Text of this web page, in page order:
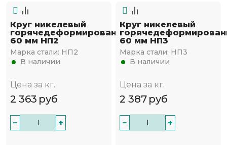
Круг никелевый
горячедеформированный
60 мм НП2
Марка стали: НП2
В наличии
Цена за кг.
2 363 руб
− +
Круг никелевый
60 мм НП3
Марка стали: НП3
В наличии
Цена за кг.
2 387 руб
− +